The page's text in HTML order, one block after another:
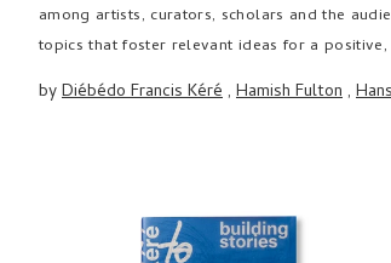
among artists, curators, scholars and the
topics that foster relevant ideas for a positive,
byDiébédo Francis Kéré, Hamish Fulton,